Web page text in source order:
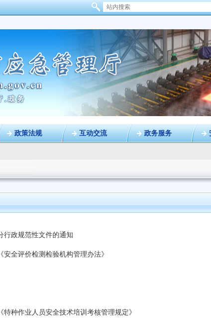
政策法规 互动交流 政务服务
行政规范性文件的通知
全评价检测检验机构管理办法》
种作业人员安全技术培训考核管理规定》